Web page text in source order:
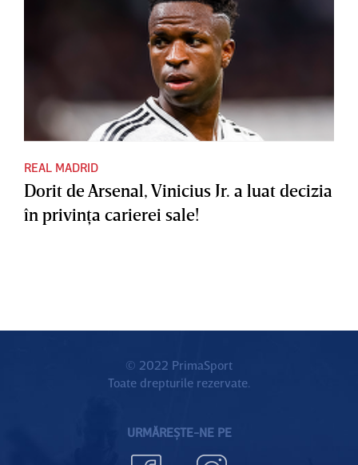
REAL MADRID
Dorit de Arsenal, Vinicius Jr. a luat decizia
în privinţa carierei sale!
© 2022 PrimaSport
Toate drepturile rezervate.
URMĂREȘTE-NE PE